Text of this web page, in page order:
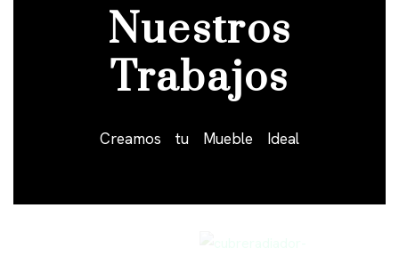
Nuestros
Trabajos
Creamos tu Mueble Ideal